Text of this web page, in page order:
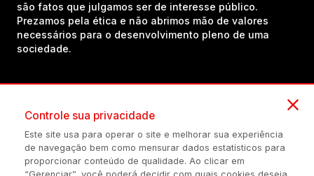
são fatos que julgamos ser de interesse público.
Prezamos pela ética e não abrimos mão de valores
necessários para o desenvolvimento pleno de uma
sociedade.
(54) 98434-8385
Controle sua privacidade
Este site usa para operar o site e melhorar sua experiência
de navegação bem como mensurar dados estatísticos para
proporcionar conteúdo de qualidade. Ao clicar em